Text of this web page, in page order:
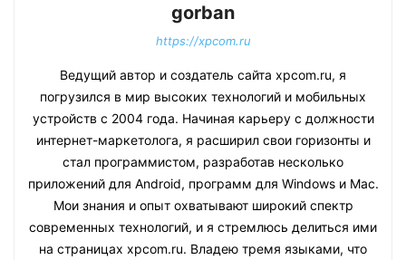
gorban
https://xpcom.ru
Ведущий автор и создатель сайта xpcom.ru, я
погрузился в мир высоких технологий и мобильных
устройств с 2004 года. Начиная карьеру с должности
интернет-маркетолога, я расширил свои горизонты и
стал программистом, разработав несколько
приложений для Android, программ для Windows и Mac.
Мои знания и опыт охватывают широкий спектр
современных технологий, и я стремлюсь делиться ими
на страницах xpcom.ru. Владею тремя языками, что